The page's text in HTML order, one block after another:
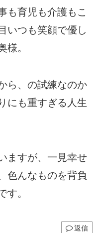
も育児も介護もこ
いつも笑顔で優し
様。
ら、の試練なのか
にも重すぎる人生
ますが、一見幸せ
色んなものを背負
す。
返信